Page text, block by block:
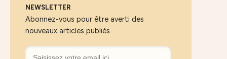
NEWSLETTER
Abonnez-vous pour être averti des
nouveaux articles publiés.